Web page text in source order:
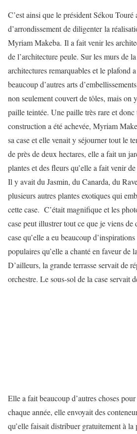
C’est ainsi que le président Sékou
d’arrondissement de diligenter la
Myriam Makeba. Il a fait venir les
de l’architecture peule. Sur les murs de
architectures remarquables et le plafond
beaucoup d’autres arts
non seulement couvert de tôles, mais on
paille teintée. Une paille très rare et donc
construction a été achevée, Myriam
sa case et elle venait y séjourner tout le
de près de deux hectares, elle a fait un
plantes et des fleurs qu’elle a fait venir
Il y avait du Jasmin, du Canarda, du
plusieurs autres plantes exotiques qui
cette case. C’était magnifique et les
case peut illustrer tout ce que je viens de
case qu’elle a eu beaucoup
populaires qu’elle a chanté en faveur de
D’ailleurs, la grande terrasse servait de
orchestre. Le sous-sol de la case servait
Elle a fait beaucoup d’autres choses
chaque année, elle envoyait des
qu’elle faisait distribuer gratuitement à